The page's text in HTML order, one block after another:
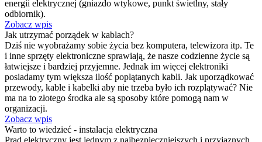
energii elektrycznej (gniazdo wtykowe, punkt świetlny, stały
odbiornik).
Zobacz wpis
Jak utrzymać porządek w kablach?
Dziś nie wyobrażamy sobie życia bez komputera, telewizora itp. Te
i inne sprzęty elektroniczne sprawiają, że nasze codzienne życie są
łatwiejsze i bardziej przyjemne. Jednak im więcej elektroniki
posiadamy tym większa ilość poplątanych kabli. Jak uporządkować
przewody, kable i kabelki aby nie trzeba było ich rozplątywać? Nie
ma na to złotego środka ale są sposoby które pomogą nam w
organizacji.
Zobacz wpis
Warto to wiedzieć - instalacja elektryczna
Prąd elektryczny jest jednym z najbezpieczniejszych i przyjaznych